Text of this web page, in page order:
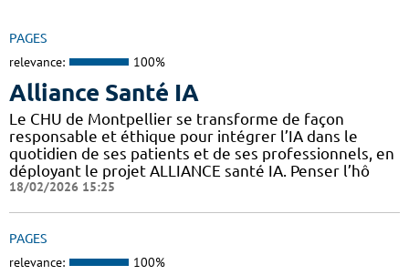
PAGES
relevance: 100%
Alliance Santé IA
Le CHU de Montpellier se transforme de façon
responsable et éthique pour intégrer l’IA dans le
quotidien de ses patients et de ses professionnels, en
déployant le projet ALLIANCE santé IA. Penser l’hô
18/02/2026 15:25
PAGES
relevance: 100%